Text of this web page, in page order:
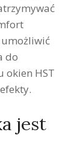
do
okien HST
jest